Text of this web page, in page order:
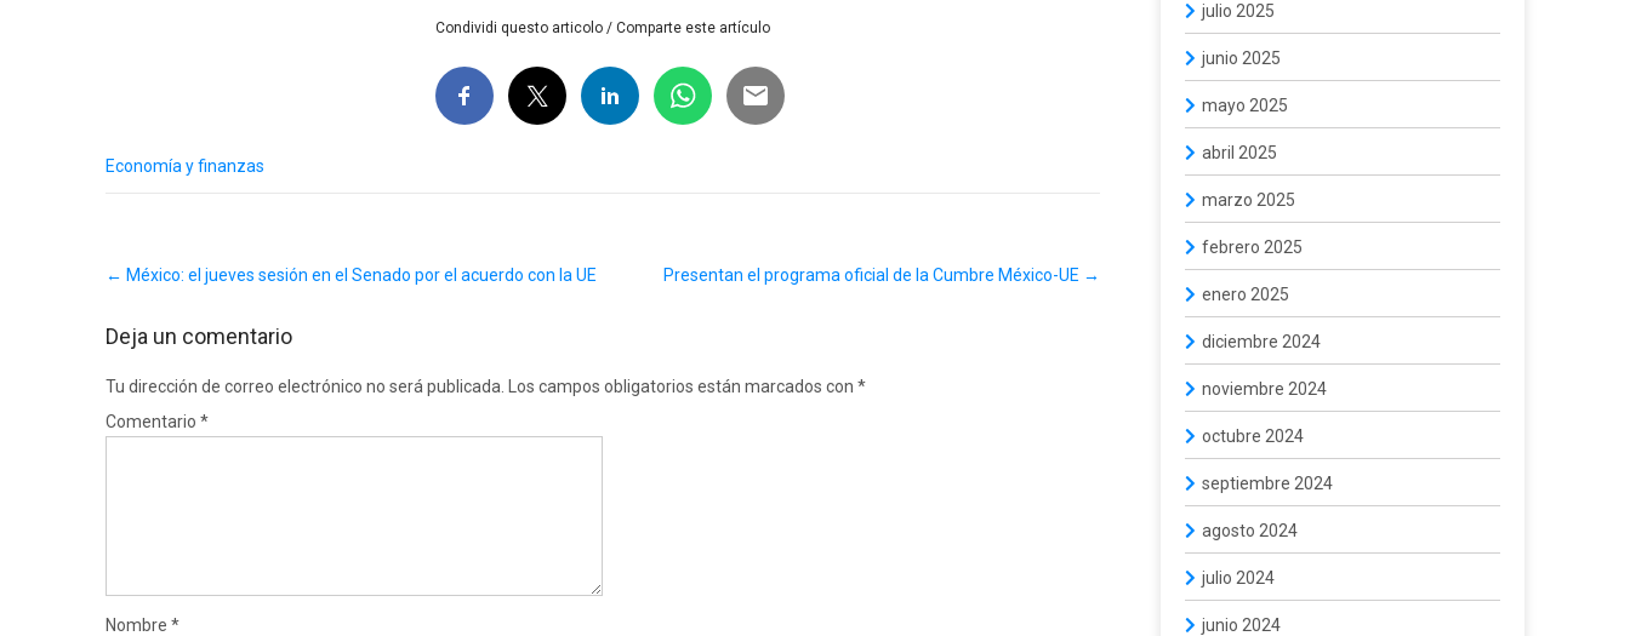
Condividi questo articolo / Comparte este artículo
Economía y finanzas
navigation
← México: el jueves sesión en el Senado por el acuerdo con la UE Presentan el programa oficial de la Cumbre México-UE →
Deja un comentario
Tu dirección de correo electrónico no será publicada. Los campos obligatorios están marcados con *
Comentario *
Nombre *
julio 2025
junio 2025
mayo 2025
abril 2025
marzo 2025
febrero 2025
enero 2025
diciembre 2024
noviembre 2024
octubre 2024
septiembre 2024
agosto 2024
julio 2024
junio 2024